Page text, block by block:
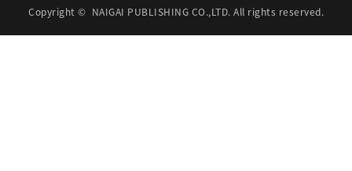
Copyright © NAIGAI PUBLISHING CO.,LTD. All rights reserved.